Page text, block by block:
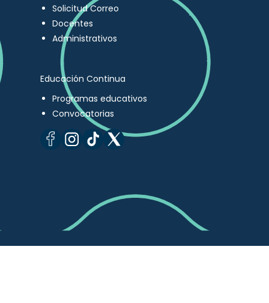
Solicitud Correo
Docentes
Administrativos
Educación Continua
Programas educativos
Convocatorias